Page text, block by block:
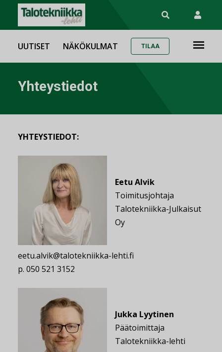
UUTISET NÄKÖKULMAT TILAA
Yhteystiedot
YHTEYSTIEDOT:
Eetu Alvik
Toimitusjohtaja
Talotekniikka-Julkaisut
Oy
eetu.alvik@talotekniikka-lehti.fi
p. 050 521 3152
Jukka Lyytinen
Päätoimittaja
Talotekniikka-lehti